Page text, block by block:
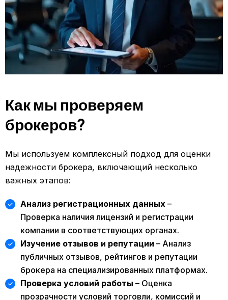
Как мы проверяем
брокеров?
Мы используем комплексный подход для оценки
надежности брокера, включающий несколько
важных этапов:
Анализ регистрационных данных –
Проверка наличия лицензий и регистрации
компании в соответствующих органах.
Изучение отзывов и репутации – Анализ
публичных отзывов, рейтингов и репутации
брокера на специализированных платформах.
Проверка условий работы – Оценка
прозрачности условий торговли, комиссий и